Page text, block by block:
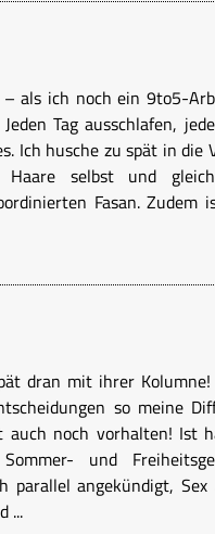
als ich noch ein 9to5-
Tag ausschlafen,
Ich husche zu spät in die
selbst und
Fasan. Zudem
dran mit ihrer
so meine
noch vorhalten! Ist
und
parallel angekündigt,
...